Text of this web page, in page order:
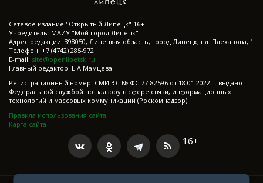
Cетевое издание "Открытый Липецк" 16+
Учредитель: МАИУ "Мой город Липецк"
Адрес редакции: 398050, Липецкая область, город Липецк, пл. Плеханова, 1
Телефон: +7 (4742) 285-972
E-mail: site@openlipetsk.ru
Главный редактор: Е.А.Мамцева
Регистрационный номер: СМИ ЭЛ № ФС 77-82596 от 18.01.2022 г. выдано
Федеральной службой по надзору в сфере связи, информационных
технологий и массовых коммуникаций (Роскомнадзор)
Правила использования сайта
Карта сайта
16+